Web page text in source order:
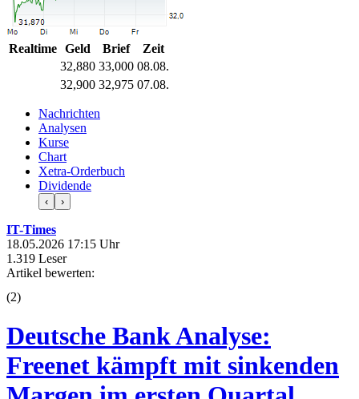
Realtime Geld Brief
Zeit
32,880 33,000 08.08.
32,900 32,975 07.08.
Nachrichten
Analysen
Kurse
Chart
Xetra-Orderbuch
Dividende
‹ ›
IT-Times
18.05.2026 17:15 Uhr
1.319 Leser
Artikel bewerten:
(2)
Deutsche Bank Analyse:
Freenet kämpft mit sinkenden